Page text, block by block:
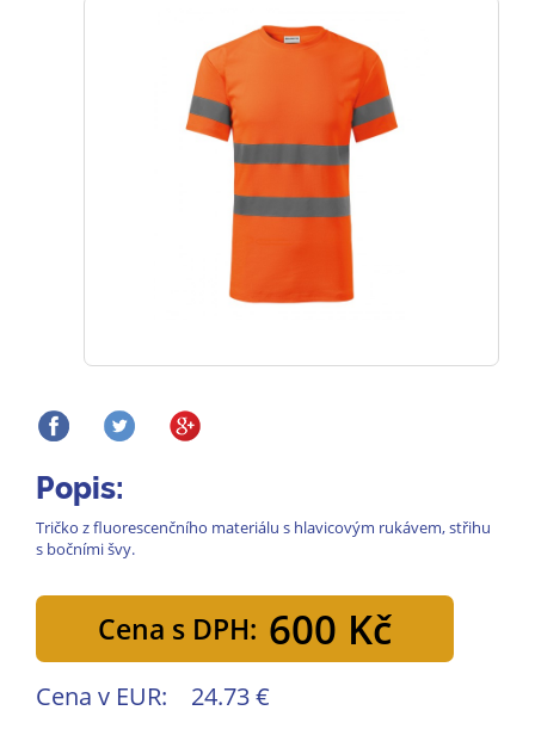
Popis:
Tričko z fluorescenčního materiálu s hlavicovým rukávem, střihu
s bočními švy.
Cena s DPH: 600 Kč
Cena v EUR: 24.73 €